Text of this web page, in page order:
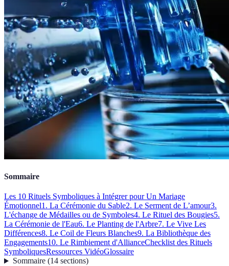
Sommaire
Les 10 Rituels Symboliques à Intégrer pour Un Mariage
Émotionnel1. La Cérémonie du Sable2. Le Serment de L’amour3.
L'échange de Médailles ou de Symboles4. Le Rituel des Bougies5.
La Cérémonie de l'Eau6. Le Planting de l'Arbre7. Le Vive Les
Différences8. Le Coil de Fleurs Blanches9. La Bibliothèque des
Engagements10. Le Rimbiement d'AllianceChecklist des Rituels
SymboliquesRessources VidéoGlossaire
Sommaire(14 sections)